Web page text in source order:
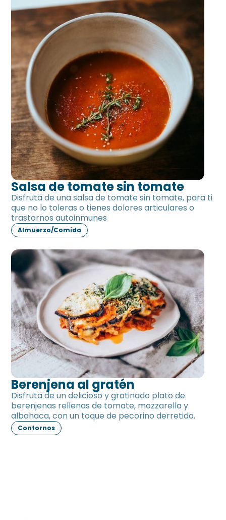
Salsa de tomate sin tomate
Disfruta de una salsa de tomate sin tomate, para ti
que no lo toleras o tienes dolores articulares o
trastornos autoinmunes
Almuerzo/Comida
Berenjena al gratén
Berenjena al gratén
Disfruta de un delicioso y gratinado plato de
berenjenas rellenas de tomate, mozzarella y
albahaca, con un toque de pecorino derretido.
Contornos